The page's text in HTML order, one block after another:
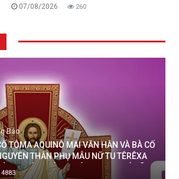
07/08/2026 260
Báo
TÔMA AQUINÔ MAI VĂN HÂN VÀ BÀ CỐ
THÂN PHỤ MẪU NỮ TU TÊRÊXA
MẾN THÁNH GIÁ THANH HOÁ ĐÃ
4883